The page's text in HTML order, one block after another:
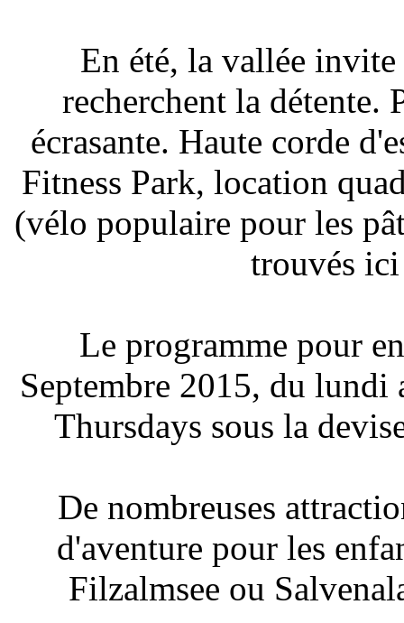
En été, la vallée invite
recherchent la détente.
écrasante. Haute corde
Fitness Park, location
(vélo populaire pour les
trouvés
Le programme pour
Septembre 2015, du lundi
Thursdays sous la
De nombreuses
d'aventure pour les
Filzalmsee ou